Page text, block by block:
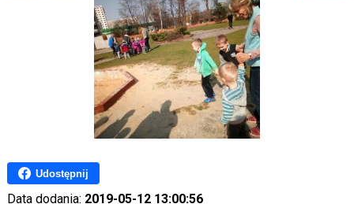
Udostępnij
Data dodania: 2019-05-12 13:00:56